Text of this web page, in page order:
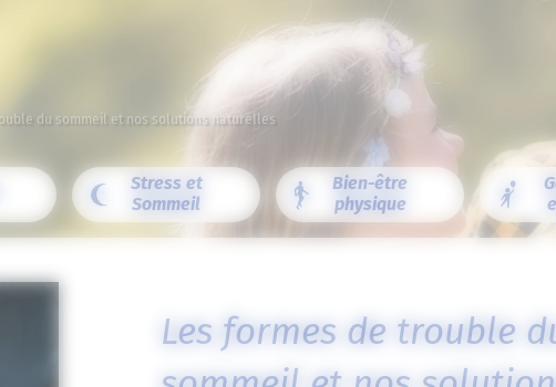
du sommeil et nos solutions naturelles
Stress et
Sommeil
Bien-être
physique
Les formes de trouble